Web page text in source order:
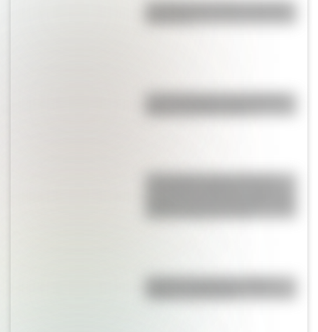
La vida de San Martín contada
Las 12 máximas de San Martín
17 de agosto para docentes:
primer y segundo ciclo
Bandera de Bolivia: historia,